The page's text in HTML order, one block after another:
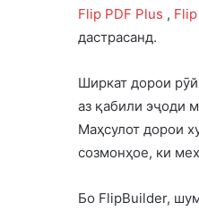
Flip PDF Plus ,
дастрасанд.
Ширкат дорои
аз қабили эҷоди
Маҳсулот дорои
созмонҳое, ки
Бо FlipBuilder,